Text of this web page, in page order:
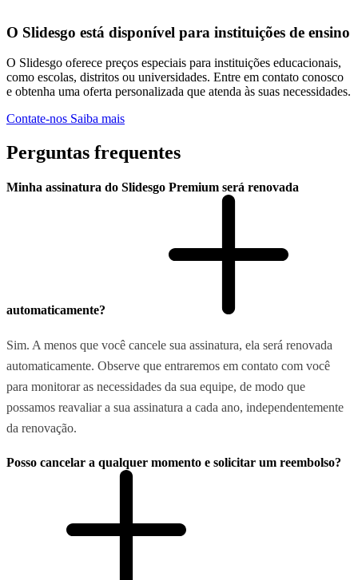
O Slidesgo está disponível para instituições de ensino
O Slidesgo oferece preços especiais para instituições educacionais,
como escolas, distritos ou universidades. Entre em contato conosco
e obtenha uma oferta personalizada que atenda às suas necessidades.
Contate-nos Saiba mais
Perguntas frequentes
Minha assinatura do Slidesgo Premium será renovada
automaticamente?
Sim. A menos que você cancele sua assinatura, ela será renovada
automaticamente. Observe que entraremos em contato com você
para monitorar as necessidades da sua equipe, de modo que
possamos reavaliar a sua assinatura a cada ano, independentemente
da renovação.
Posso cancelar a qualquer momento e solicitar um reembolso?